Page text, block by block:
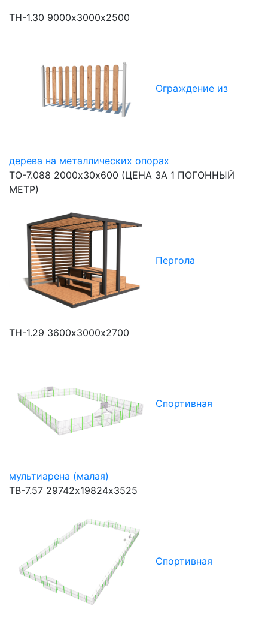
ТН-1.30 9000х3000х2500
Ограждение из
дерева на металлических опорах
ТО-7.088 2000х30х600 (ЦЕНА ЗА 1 ПОГОННЫЙ
МЕТР)
Пергола
ТН-1.29 3600х3000х2700
Спортивная
мультиарена (малая)
ТВ-7.57 29742х19824х3525
Спортивная